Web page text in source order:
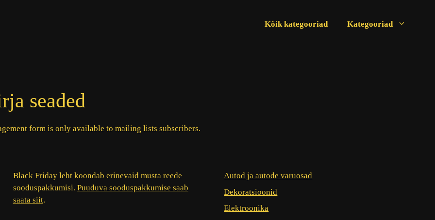
Kõik kategooriad Kategooriad
seaded
form is only available to mailing lists subscribers.
Black Friday leht koondab erinevaid musta reede
sooduspakkumisi. Puuduva sooduspakkumise saab
saata siit.
Autod ja autode varuosad
Dekoratsioonid
Elektroonika